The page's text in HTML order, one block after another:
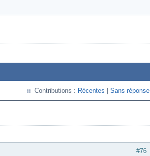
Contributions : Récentes Sans réponse
#76